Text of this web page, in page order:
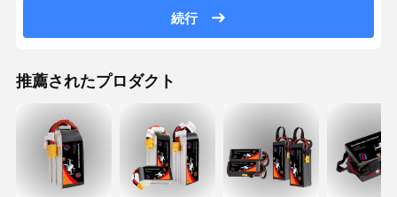
続行
推薦されたプロダクト